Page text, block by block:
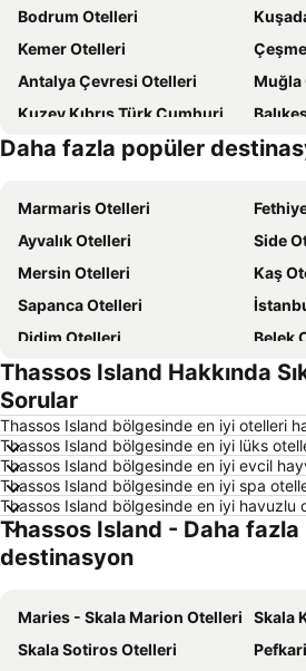
Bodrum Otelleri
Kemer Otelleri
Antalya Çevresi Otelleri
Muğla
Kuzey Kıbrıs Türk Cumhuriyeti Otelleri
Kıbrıs Otelleri
Daha fazla popüler
Marmaris Otelleri
Ayvalık Otelleri
Side
Mersin Otelleri
Kaş
Sapanca Otelleri
Didim Otelleri
Belek
Alaçatı Otelleri
Datça
İzmir Otelleri
Bozcaada Otelleri
Erdek Otelleri
Ölüdeniz Otelleri
Ege Sahilleri Otelleri
Aydın
İzmir Çevresi Otelleri
Samos Otelleri
Sakız Adası Otelleri
Thassos Island Hakkında
Sorular
Thassos Island bölgesinde en iyi otelleri
Thassos Island bölgesinde en iyi lüks
Thassos Island bölgesinde en iyi evcil
Thassos Island bölgesinde en iyi spa
Thassos Island bölgesinde en iyi havuzlu
Thassos Island - Daha
destinasyon
Maries - Skala Marion Otelleri
Skala
Skala Sotiros Otelleri